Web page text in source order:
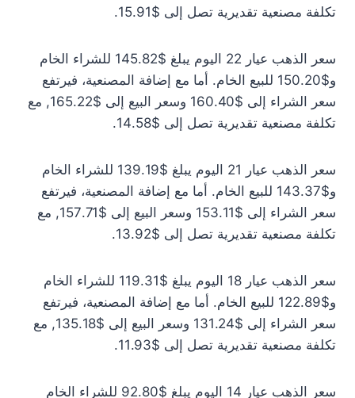
تكلفة مصنعية تقديرية تصل إلى $15.91.
سعر الذهب عيار 22 اليوم يبلغ $145.82 للشراء الخام
و$150.20 للبيع الخام. أما مع إضافة المصنعية، فيرتفع
سعر الشراء إلى $160.40 وسعر البيع إلى $165.22, مع
تكلفة مصنعية تقديرية تصل إلى $14.58.
سعر الذهب عيار 21 اليوم يبلغ $139.19 للشراء الخام
و$143.37 للبيع الخام. أما مع إضافة المصنعية، فيرتفع
سعر الشراء إلى $153.11 وسعر البيع إلى $157.71, مع
تكلفة مصنعية تقديرية تصل إلى $13.92.
سعر الذهب عيار 18 اليوم يبلغ $119.31 للشراء الخام
و$122.89 للبيع الخام. أما مع إضافة المصنعية، فيرتفع
سعر الشراء إلى $131.24 وسعر البيع إلى $135.18, مع
تكلفة مصنعية تقديرية تصل إلى $11.93.
سعر الذهب عيار 14 اليوم يبلغ $92.80 للشراء الخام